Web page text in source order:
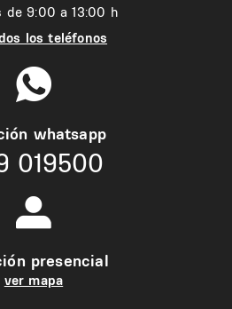
de 9:00 a 13:00 h
los teléfonos
whatsapp
019500
presencial
ver mapa